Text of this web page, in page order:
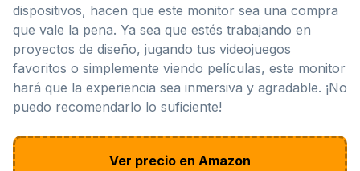
dispositivos, hacen que este monitor sea una compra
que vale la pena. Ya sea que estés trabajando en
proyectos de diseño, jugando tus videojuegos
favoritos o simplemente viendo películas, este monitor
hará que la experiencia sea inmersiva y agradable. ¡No
puedo recomendarlo lo suficiente!
Ver precio en Amazon